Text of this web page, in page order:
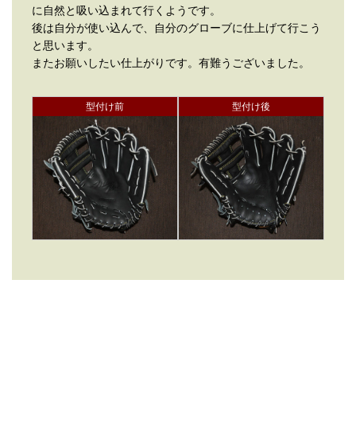
に自然と吸い込まれて行くようです。
後は自分が使い込んで、自分のグローブに仕上げて行こう
と思います。
またお願いしたい仕上がりです。有難うございました。
型付け前 型付け後